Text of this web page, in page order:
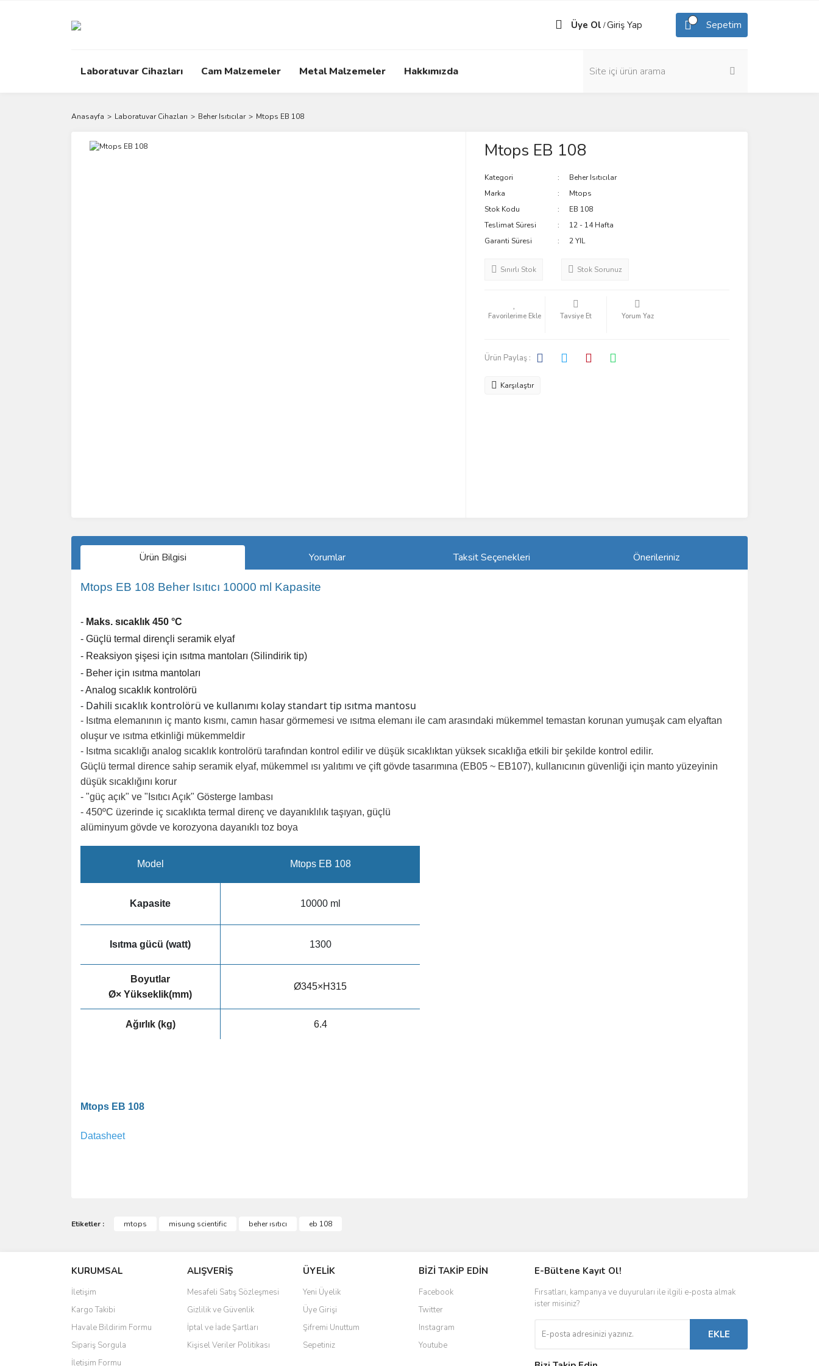
Üye Ol /Giriş Yap Sepetim
Laboratuvar Cihazları Cam Malzemeler Metal Malzemeler Hakkımızda
Anasayfa Laboratuvar Cihazları Beher Isıtıcılar Mtops EB 108
Mtops EB 108
Kategori
Beher Isıtıcılar
Marka
Mtops
Stok Kodu
EB 108
Teslimat Süresi
12 - 14 Hafta
Garanti Süresi
2 YIL
Sınırlı Stok Stok Sorunuz
Tavsiye Et Yorum Yaz
Ürün Paylaş :
Karşılaştır
Ürün Bilgisi Yorumlar Taksit Seçenekleri Önerileriniz
Mtops EB 108 Beher Isıtıcı 10000 ml Kapasite
- Maks. sıcaklık 450 °C
- Güçlü termal dirençli seramik elyaf
- Reaksiyon şişesi için ısıtma mantoları (Silindirik tip)
- Beher için ısıtma mantoları
- Analog sıcaklık kontrolörü
- Dahili sıcaklık kontrolörü ve kullanımı kolay standart tip ısıtma mantosu
- Isıtma elemanının iç manto kısmı, camın hasar görmemesi ve ısıtma elemanı ile cam arasındaki mükemmel temastan korunan yumuşak cam elyaftan
oluşur ve ısıtma etkinliği mükemmeldir
- Isıtma sıcaklığı analog sıcaklık kontrolörü tarafından kontrol edilir ve düşük sıcaklıktan yüksek sıcaklığa etkili bir şekilde kontrol edilir.
Güçlü termal dirence sahip seramik elyaf, mükemmel ısı yalıtımı ve çift gövde tasarımına (EB05 ~ EB107), kullanıcının güvenliği için manto yüzeyinin
düşük sıcaklığını korur
- "güç açık" ve "Isıtıcı Açık" Gösterge lambası
- 450ºC üzerinde iç sıcaklıkta termal direnç ve dayanıklılık taşıyan, güçlü
alüminyum gövde ve korozyona dayanıklı toz boya
Model Mtops EB 108
Kapasite 10000 ml
Isıtma gücü (watt) 1300
Boyutlar
Ø× Yükseklik(mm)
Ø345×H315
Ağırlık (kg) 6.4
Mtops EB 108
Datasheet
Yorum Yaz
Görüş ve önerileriniz için teşekkür ederiz.
Ürün açıklamasında eksik bilgiler bulunuyor.
Ürün bilgilerinde hatalar bulunuyor.
Ürün fiyatı diğer sitelerden daha pahalı.
Bu ürüne benzer farklı alternatifler olmalı.
Etiketler : mtops misung scientific beher ısıtıcı eb 108
KURUMSAL
İletişim
Kargo Takibi
Havale Bildirim Formu
Sipariş Sorgula
İletişim Formu
ALIŞVERİŞ
Mesafeli Satış Sözleşmesi
Gizlilik ve Güvenlik
İptal ve İade Şartları
Kişisel Veriler Politikası
ÜYELİK
Yeni Üyelik
Üye Girişi
Şifremi Unuttum
Sepetiniz
BİZİ TAKİP EDİN
Facebook
Twitter
Instagram
Youtube
E-Bültene Kayıt Ol!
Fırsatları, kampanya ve duyuruları ile ilgili e-posta almak
ister misiniz?
EKLE